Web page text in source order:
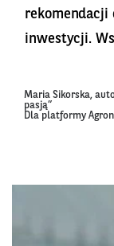
rekomendacji
inwestycji.
Maria Sikorska,
pasją”
Dla platformy